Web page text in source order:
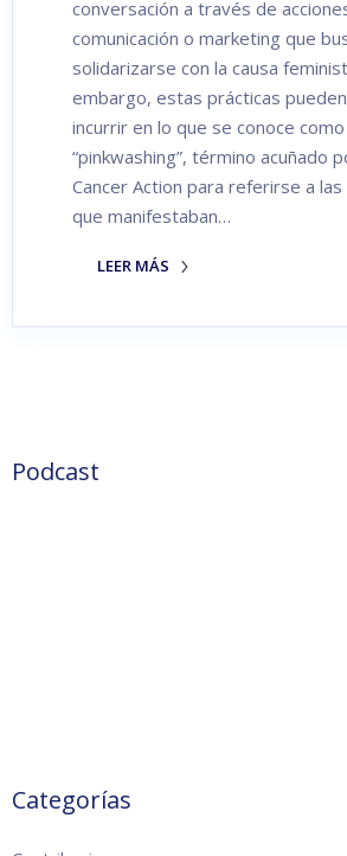
conversación a través de
comunicación o marketing que
solidarizarse con la causa
embargo, estas prácticas
incurrir en lo que se conoce como
“pinkwashing”, término acuñado
Cancer Action para referirse a
que manifestaban…
LEER MÁS
Podcast
Categorías